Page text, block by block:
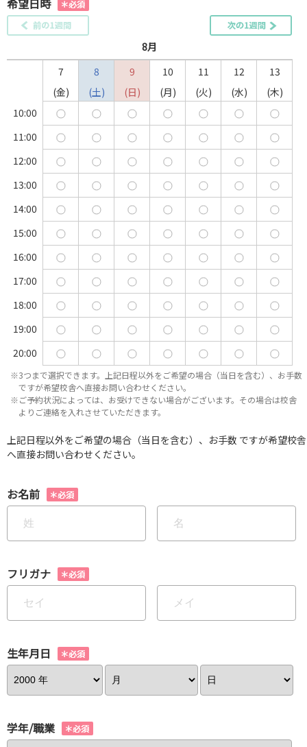
希望日時
8月
7
8 9 10 11 12
13
金
土 日 月 火 水
木
10:00
11:00
12:00
13:00
14:00
15:00
16:00
17:00
18:00
19:00
20:00
※3つまで選択できます。上記日程以外をご希望の場合（当日を含む）、お手数
ですが希望校舎へ直接お問い合わせください。
※ご予約状況によっては、お受けできない場合がございます。その場合は校舎
よりご連絡を入れさせていただきます。
上記日程以外をご希望の場合（当日を含む）、お手数 ですが希望校舎
へ直接お問い合わせください。
お名前
フリガナ
生年月日
学年/職業